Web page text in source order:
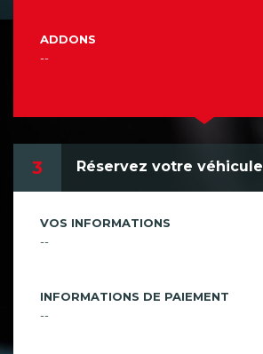
ADDONS
--
3 Réservez votre véhicule
VOS INFORMATIONS
--
INFORMATIONS DE PAIEMENT
--